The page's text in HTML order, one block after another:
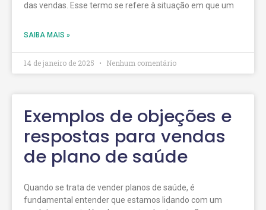
das vendas. Esse termo se refere à situação em que um
SAIBA MAIS »
14 de janeiro de 2025 Nenhum comentário
Exemplos de objeções e
respostas para vendas
de plano de saúde
Quando se trata de vender planos de saúde, é
fundamental entender que estamos lidando com um